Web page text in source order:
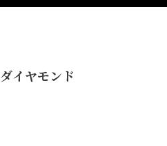
ダイヤモンド